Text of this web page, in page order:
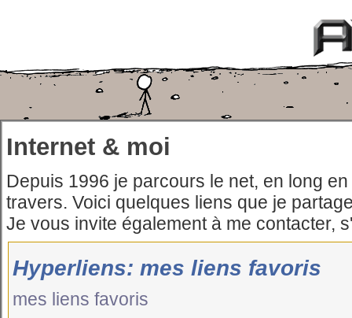
Internet & moi
Depuis 1996 je parcours le net, en long
travers. Voici quelques liens que je
Je vous invite également à me contacter,
Hyperliens: mes liens favoris
mes liens favoris